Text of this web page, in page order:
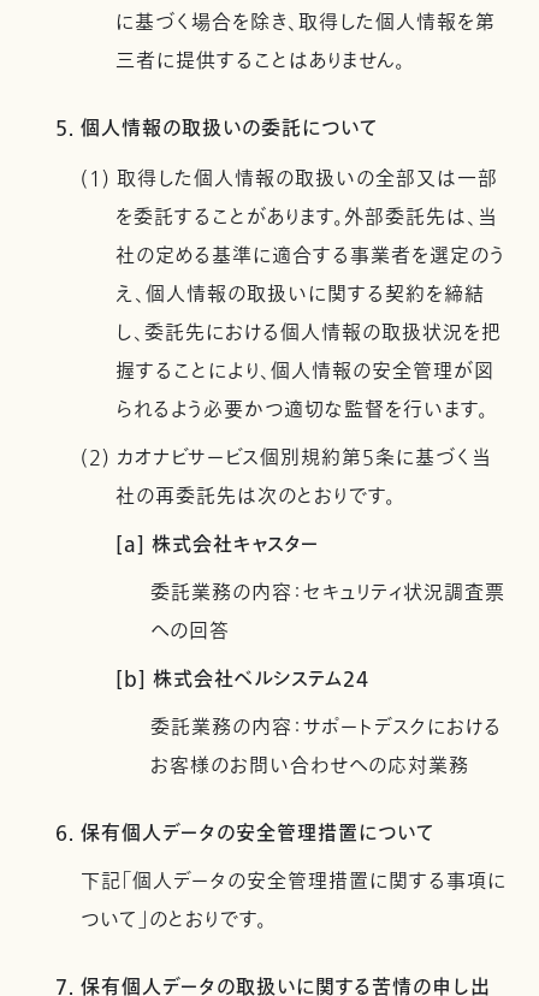
に基づく場合を除き、取得した個人情報を第
三者に提供することはありません。
5. 個人情報の取扱いの委託について
(1) 取得した個人情報の取扱いの全部又は一部
を委託することがあります。外部委託先は、当
社の定める基準に適合する事業者を選定のう
え、個人情報の取扱いに関する契約を締結
し、委託先における個人情報の取扱状況を把
握することにより、個人情報の安全管理が図
られるよう必要かつ適切な監督を行います。
(2) カオナビサービス個別規約第5条に基づく当
社の再委託先は次のとおりです。
[a] 株式会社キャスター
委託業務の内容：セキュリティ状況調査票
への回答
[b] 株式会社ベルシステム24
委託業務の内容：サポートデスクにおける
お客様のお問い合わせへの応対業務
6. 保有個人データの安全管理措置について
下記「個人データの安全管理措置に関する事項に
ついて」のとおりです。
7. 保有個人データの取扱いに関する苦情の申し出